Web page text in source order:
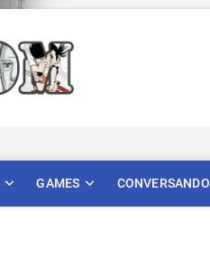
GAMES CONVERSANDO